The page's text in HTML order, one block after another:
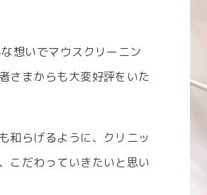
想いでマウスクリーニン
さまからも大変好評をいた
和らげるように、クリニッ
こだわっていきたいと思い